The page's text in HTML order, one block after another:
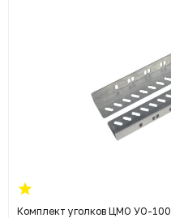
Комплект уголков ЦМО УО-100